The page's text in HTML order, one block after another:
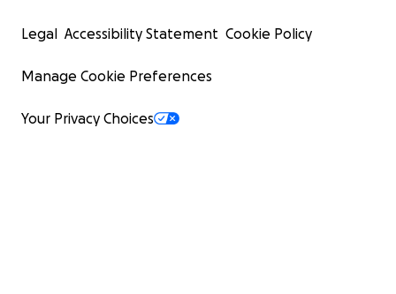
Legal Accessibility Statement Cookie Policy
Manage Cookie Preferences
Your Privacy Choices